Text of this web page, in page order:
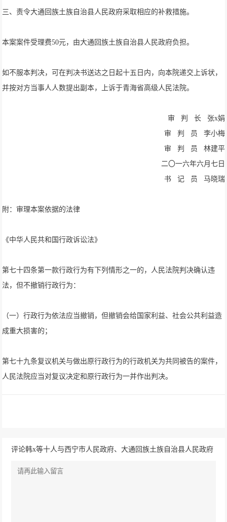
三、责令大通回族土族自治县人民政府采取相应的补救措施。
本案案件受理费50元，由大通回族土族自治县人民政府负担。
如不服本判决，可在判决书送达之日起十五日内，向本院递交上诉状，
并按对方当事人人数提出副本，上诉于青海省高级人民法院。
审 判 长 张x娟
审 判 员 李小梅
审 判 员 林建平
二〇一六年六月七日
书 记 员 马晓瑞
附：审理本案依据的法律
《中华人民共和国行政诉讼法》
第七十四条第一款行政行为有下列情形之一的，人民法院判决确认违
法，但不撤销行政行为：
（一）行政行为依法应当撤销，但撤销会给国家利益、社会公共利益造
成重大损害的；
第七十九条复议机关与做出原行政行为的行政机关为共同被告的案件，
人民法院应当对复议决定和原行政行为一并作出判决。
评论韩x等十人与西宁市人民政府、大通回族土族自治县人民政府
请求撤销行政行为纠纷一案一审行政判决书